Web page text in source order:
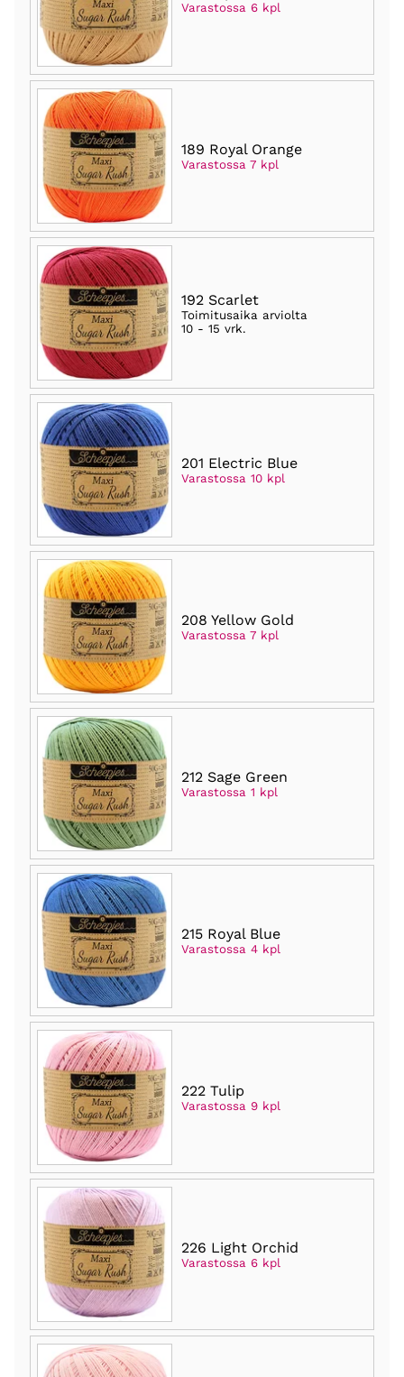
Varastossa 6 kpl
189 Royal Orange
Varastossa 7 kpl
192 Scarlet
Toimitusaika arviolta
10 - 15 vrk.
201 Electric Blue
Varastossa 10 kpl
208 Yellow Gold
Varastossa 7 kpl
212 Sage Green
Varastossa 1 kpl
215 Royal Blue
Varastossa 4 kpl
222 Tulip
Varastossa 9 kpl
226 Light Orchid
Varastossa 6 kpl